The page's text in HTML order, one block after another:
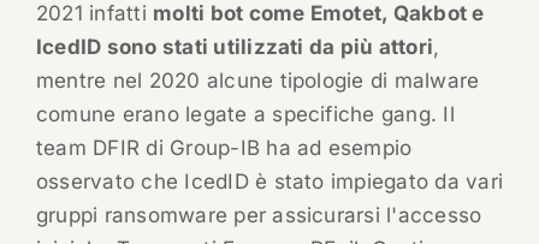
2021 infatti molti bot come Emotet, Qakbot e
IcedID sono stati utilizzati da più attori,
mentre nel 2020 alcune tipologie di malware
comune erano legate a specifiche gang. Il
team DFIR di Group-IB ha ad esempio
osservato che IcedID è stato impiegato da vari
gruppi ransomware per assicurarsi l'accesso